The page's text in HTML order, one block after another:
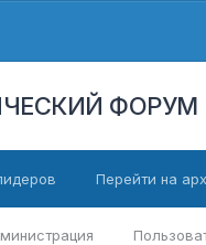
ФОРУМ
Перейти на